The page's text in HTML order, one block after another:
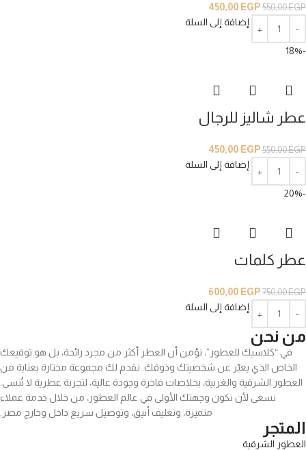
550,00EGP
450,00 EGP
إضافة إلى السلة
-18%
عطر شاليز للرجال
550,00EGP
450,00 EGP
إضافة إلى السلة
-20%
عطر كلمات
750,00EGP
600,00 EGP
إضافة إلى السلة
من نحن
في “كلاسيك للعطور”، نؤمن أن العطر أكثر من مجرد رائحة، بل هو توقيعك
الخاص الذي يعبّر عن شخصيتك وذوقك. نقدم لك مجموعة مختارة بعناية من
العطور الشرقية والغربية، بخلاصات فاخرة وجودة عالية، لتجربة عطرية لا تُنسى.
نسعى لأن نكون وجهتك الأولى في عالم العطور، من خلال خدمة عملاء
متميزة، وتغليف أنيق، وتوصيل سريع داخل وخارج مصر.
المتجر
العطور الشرقية